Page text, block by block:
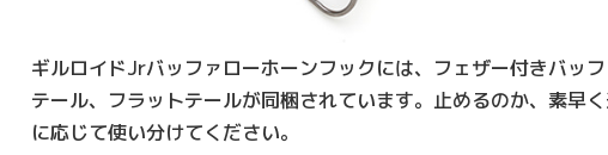
ギルロイドJrバッファローホーンフックには、フェザー付きバッ
テール、フラットテールが同梱されています。止めるのか、素早
に応じて使い分けてください。